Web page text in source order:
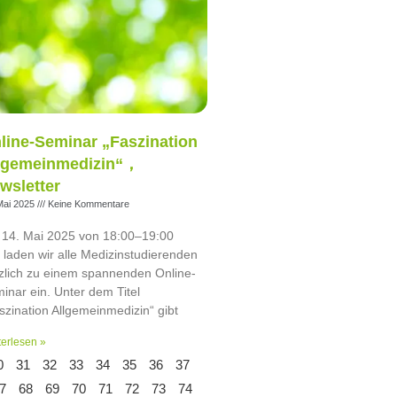
Seminar „Faszination
，
2025 Keine Kommentare
Mai 2025 von 18:00–19:00
laden wir alle Medizinstudierenden
zu einem spannenden Online-
ein. Unter dem Titel
Allgemeinmedizin“ gibt
»
31 32 33 34 35 36
37
68 69 70 71 72 73 74